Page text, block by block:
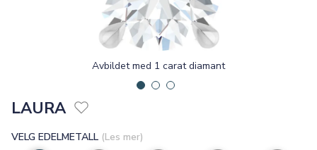
Avbildet med 1 carat diamant
LAURA
VELG EDELMETALL (Les mer)